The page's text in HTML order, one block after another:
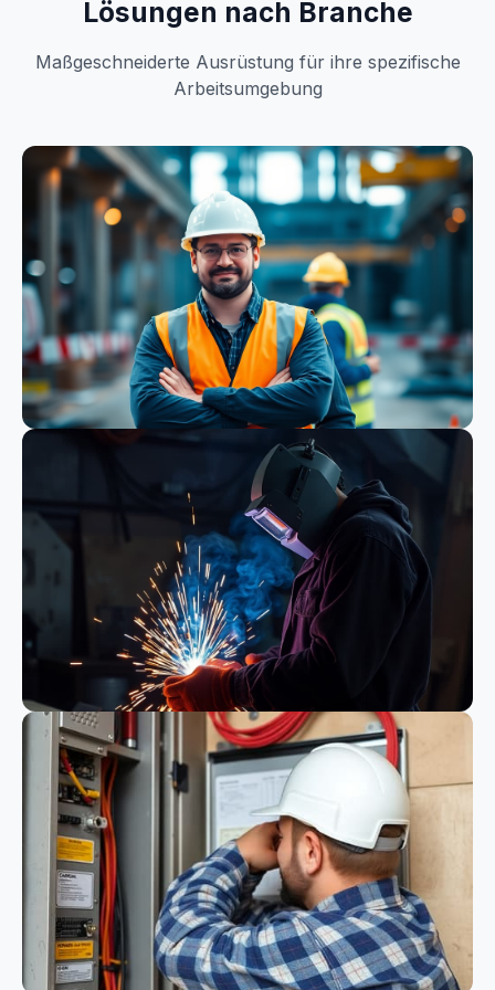
Lösungen nach Branche
Maßgeschneiderte Ausrüstung für ihre spezifische
Arbeitsumgebung
Bauwesen
Schweißen